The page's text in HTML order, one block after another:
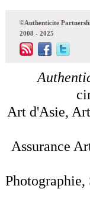
©Authenticite
2008 - 2025
Art d'Asie,
Assurance
Photographie,